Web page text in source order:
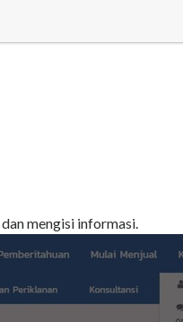
dan mengisi informasi.